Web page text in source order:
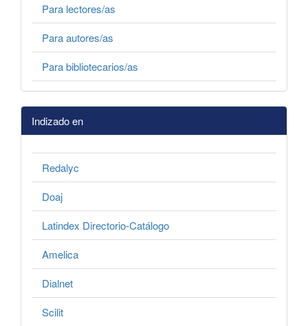
Para lectores/as
Para autores/as
Para bibliotecarios/as
Indizado en
Redalyc
Doaj
Latindex Directorio-Catálogo
Amelica
Dialnet
Scilit